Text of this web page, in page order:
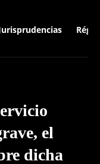
el
dicha